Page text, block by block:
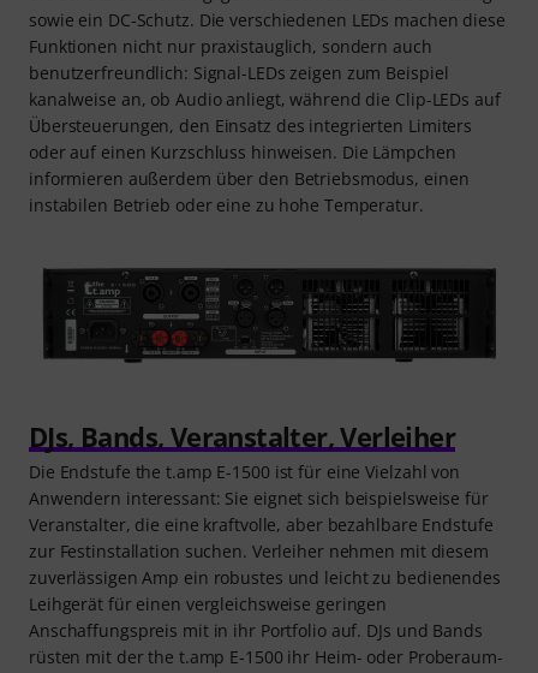
sowie ein DC-Schutz. Die verschiedenen LEDs machen diese
Funktionen nicht nur praxistauglich, sondern auch
benutzerfreundlich: Signal-LEDs zeigen zum Beispiel
kanalweise an, ob Audio anliegt, während die Clip-LEDs auf
Übersteuerungen, den Einsatz des integrierten Limiters
oder auf einen Kurzschluss hinweisen. Die Lämpchen
informieren außerdem über den Betriebsmodus, einen
instabilen Betrieb oder eine zu hohe Temperatur.
DJs, Bands, Veranstalter, Verleiher
Die Endstufe the t.amp E-1500 ist für eine Vielzahl von
Anwendern interessant: Sie eignet sich beispielsweise für
Veranstalter, die eine kraftvolle, aber bezahlbare Endstufe
zur Festinstallation suchen. Verleiher nehmen mit diesem
zuverlässigen Amp ein robustes und leicht zu bedienendes
Leihgerät für einen vergleichsweise geringen
Anschaffungspreis mit in ihr Portfolio auf. DJs und Bands
rüsten mit der the t.amp E-1500 ihr Heim- oder Proberaum-